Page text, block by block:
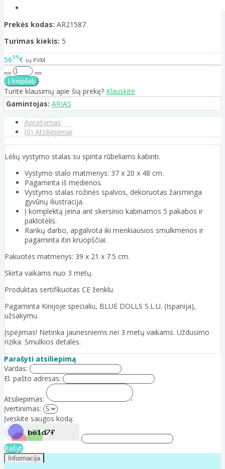
Prekės kodas: AR21587
Turimas kiekis: 5
5699€ su PVM
Turite klausimų apie šią prekę? Klauskite
Gamintojas: ARIAS
Aprašymas
(0) Atsiliepimai
Lėlių vystymo stalas su spinta rūbeliams kabinti.
Vystymo stalo matmenys: 37 x 20 x 48 cm.
Pagaminta iš medienos.
Vystymo stalas rožinės spalvos, dekoruotas žaisminga
gyvūnų iliustracija.
Į komplektą įeina ant skersinio kabinamos 5 pakabos ir
paklotėlis.
Rankų darbo, apgalvota iki menkiausios smulkmenos ir
pagaminta itin kruopščiai.
Pakuotės matmenys: 39 x 21 x 7.5 cm.
Skirta vaikams nuo 3 metų.
Produktas sertifikuotas CE ženklu.
Pagaminta Kinijoje specialiu, BLUE DOLLS S.L.U. (Ispanija),
užsakymu.
Įspėjimas! Netinka jaunesniems nei 3 metų vaikams. Uždusimo
rizika. Smulkios detalės.
Parašyti atsiliepimą
Vardas:
El. pašto adresas:
Atsiliepimas:
Įvertinimas:
Įveskite saugos kodą:
Rašyti
Informacija